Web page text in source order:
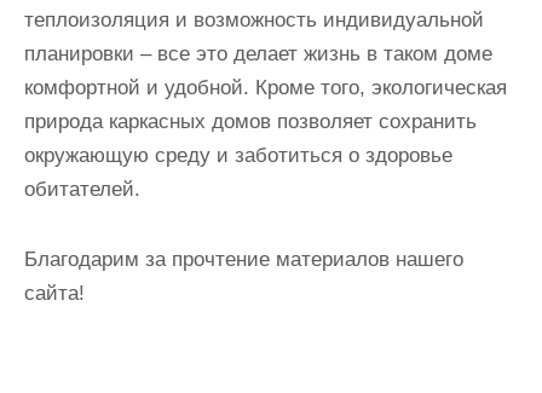
теплоизоляция и возможность индивидуальной
планировки – все это делает жизнь в таком доме
комфортной и удобной. Кроме того, экологическая
природа каркасных домов позволяет сохранить
окружающую среду и заботиться о здоровье
обитателей.
Благодарим за прочтение материалов нашего
сайта!